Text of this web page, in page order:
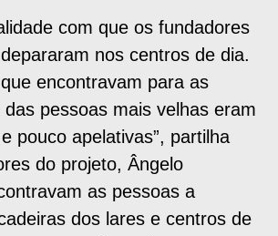
com que os fundadores
nos centros de dia.
encontravam para as
das pessoas mais velhas eram
pouco apelativas”, partilha
do projeto, Ângelo
as pessoas a
dos lares e centros de